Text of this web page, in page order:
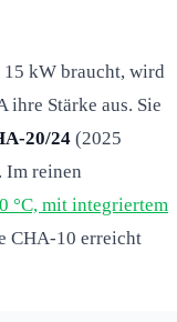
15 kW braucht, wird
Stärke aus. Sie
20/24 (2025
Im reinen
°C, mit integriertem
CHA-10 erreicht